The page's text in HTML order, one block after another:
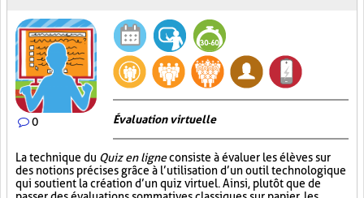
0 Évaluation virtuelle
La technique du Quiz en ligneconsiste à évaluer les élèves sur
des notions précises grâce à l’utilisation d’un outil technologique
qui soutient la création d’un quiz virtuel. Ainsi, plutôt que de